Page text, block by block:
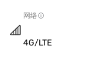
网络
4G/LTE